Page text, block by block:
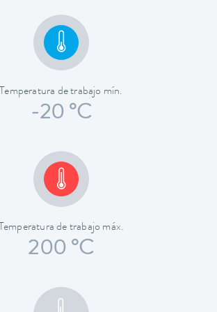
Temperatura de trabajo mín.
-20 °C
Temperatura de trabajo máx.
200 °C